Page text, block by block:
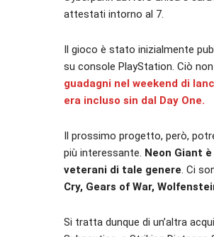
attestati intorno al 7.
Il gioco è stato inizialmente
su console PlayStation. Ciò
guadagni nel weekend di
era incluso sin dal Day One.
Il prossimo progetto, però,
più interessante. Neon Giant
veterani di tale genere. Ci
Cry, Gears of War,
Si tratta dunque di un’altra